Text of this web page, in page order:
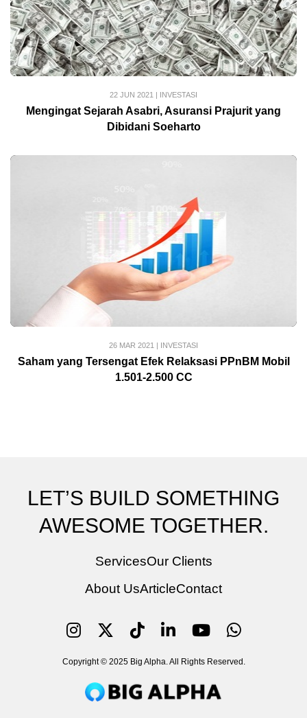
22 JUN 2021 | INVESTASI
Mengingat Sejarah Asabri, Asuransi Prajurit yang
Dibidani Soeharto
26 MAR 2021 | INVESTASI
Saham yang Tersengat Efek Relaksasi PPnBM Mobil
1.501-2.500 CC
LET’S BUILD SOMETHING
AWESOME TOGETHER.
ServicesOur Clients
About UsArticleContact
Copyright © 2025 Big Alpha. All Rights Reserved.